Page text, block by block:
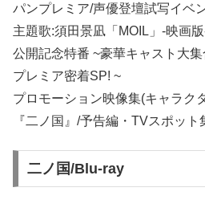
パンプレミア/声優登壇試写イベ
主題歌:須田景凪「MOIL」-映画
公開記念特番 ~豪華キャスト大
プレミア密着SP! ~
プロモーション映像集(キャラク
『二ノ国』/予告編・TVスポット
二ノ国/Blu-ray